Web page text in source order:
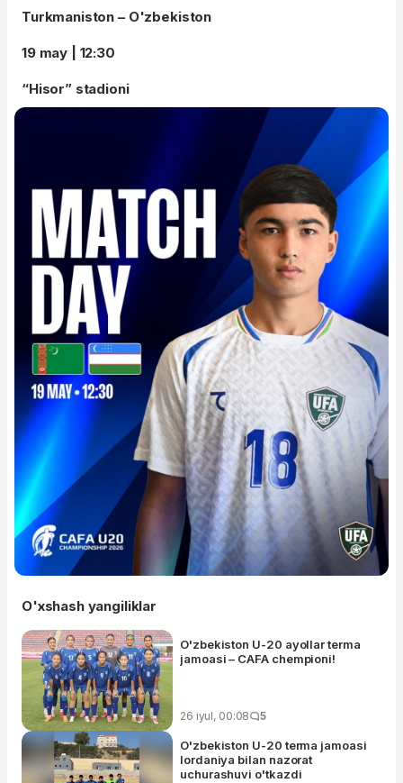
Turkmaniston – O'zbekiston
19 may | 12:30
“Hisor” stadioni
O'xshash yangiliklar
O'zbekiston U-20 ayollar terma
jamoasi – CAFA chempioni!
26 iyul, 00:08 5
O'zbekiston U-20 terma jamoasi
Iordaniya bilan nazorat
uchurashuvi o'tkazdi